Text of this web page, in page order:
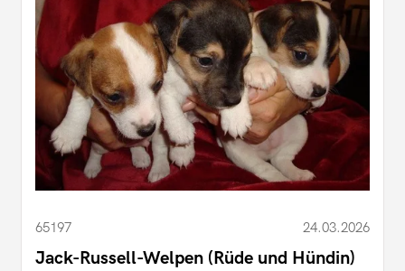
65197 24.03.2026
Jack-Russell-Welpen (Rüde und Hündin)